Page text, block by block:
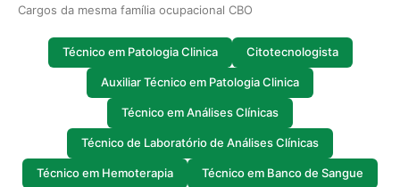
Cargos da mesma família ocupacional CBO
Técnico em Patologia Clinica Citotecnologista
Auxiliar Técnico em Patologia Clinica
Técnico em Análises Clínicas
Técnico de Laboratório de Análises Clínicas
Técnico em Hemoterapia Técnico em Banco de Sangue